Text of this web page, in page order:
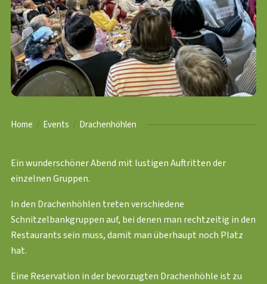
Home Events Drachenhöhlen
Ein wunderschöner Abend mit lustigen Auftritten der
einzelnen Gruppen.
In den Drachenhöhlen treten verschiedene
Schnitzelbankgruppen auf, bei denen man rechtzeitig in den
Restaurants sein muss, damit man überhaupt noch Platz
hat.
Eine Reservation in der bevorzugten Drachenhöhle ist zu